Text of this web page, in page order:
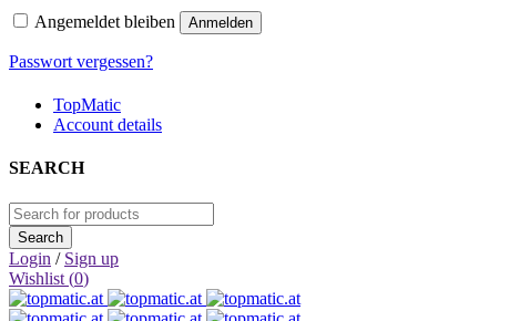
Angemeldet bleiben Anmelden
Passwort vergessen?
TopMatic
Account details
SEARCH
Login / Sign up
Wishlist (0)